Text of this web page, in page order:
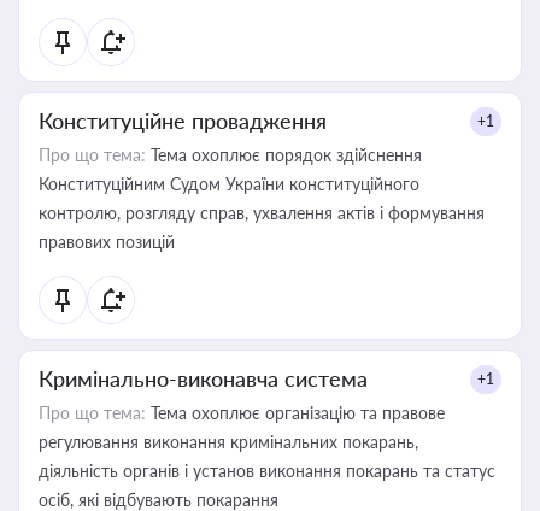
Конституційне провадження +1
Про що тема: Тема охоплює порядок здійснення
Конституційним Судом України конституційного
контролю, розгляду справ, ухвалення актів і формування
правових позицій
Кримінально-виконавча система +1
Про що тема: Тема охоплює організацію та правове
регулювання виконання кримінальних покарань,
діяльність органів і установ виконання покарань та статус
осіб, які відбувають покарання